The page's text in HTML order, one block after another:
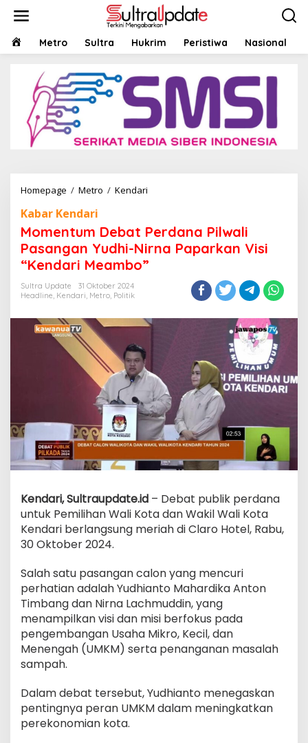
HOMEMetro Sultra Hukrim Peristiwa Nasional
Homepage / Metro / Kendari
Pilwali
Pasangan
Yudhi-
Nirna
Kabar Kendari
Momentum Debat Perdana Pilwali
Pasangan Yudhi-Nirna Paparkan Visi
“Kendari Meambo”
Sultra Update
31 Oktober 2024
Headline, Kendari, Metro, Politik
Kendari, Sultraupdate.id – Debat publik perdana
untuk Pemilihan Wali Kota dan Wakil Wali Kota
Kendari berlangsung meriah di Claro Hotel, Rabu,
30 Oktober 2024.
Salah satu pasangan calon yang mencuri
perhatian adalah Yudhianto Mahardika Anton
Timbang dan Nirna Lachmuddin, yang
menampilkan visi dan misi berfokus pada
pengembangan Usaha Mikro, Kecil, dan
Menengah (UMKM) serta penanganan masalah
sampah.
Dalam debat tersebut, Yudhianto menegaskan
pentingnya peran UMKM dalam meningkatkan
perekonomian kota.